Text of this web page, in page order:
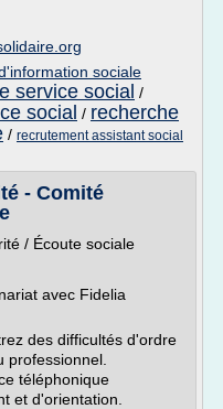
sociale
service social /
social / recherche
/ recrutement assistant social
- Comité
/ Écoute sociale
avec Fidelia
des difficultés d'ordre
professionnel.
téléphonique
et d'orientation.